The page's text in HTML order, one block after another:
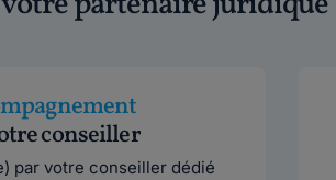
conseiller
par votre conseiller dédié